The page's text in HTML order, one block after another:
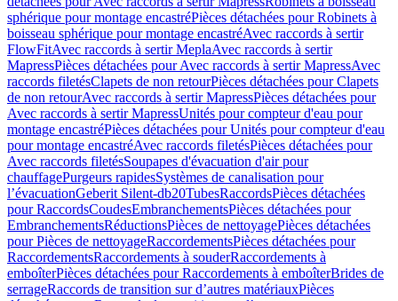
sphérique pour montage encastréPièces détachées pour Robinets à
boisseau sphérique pour montage encastréAvec raccords à sertir
FlowFitAvec raccords à sertir MeplaAvec raccords à sertir
MapressPièces détachées pour Avec raccords à sertir MapressAvec
raccords filetésClapets de non retourPièces détachées pour Clapets
de non retourAvec raccords à sertir MapressPièces détachées pour
Avec raccords à sertir MapressUnités pour compteur d'eau pour
montage encastréPièces détachées pour Unités pour compteur d'eau
pour montage encastréAvec raccords filetésPièces détachées pour
Avec raccords filetésSoupapes d'évacuation d'air pour
chauffagePurgeurs rapidesSystèmes de canalisation pour
l’évacuationGeberit Silent-db20TubesRaccordsPièces détachées
pour RaccordsCoudesEmbranchementsPièces détachées pour
EmbranchementsRéductionsPièces de nettoyagePièces détachées
pour Pièces de nettoyageRaccordementsPièces détachées pour
RaccordementsRaccordements à souderRaccordements à
emboîterPièces détachées pour Raccordements à emboîterBrides de
serrageRaccords de transition sur d’autres matériauxPièces